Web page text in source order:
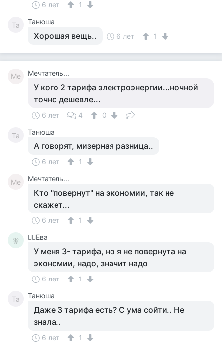
6 лет 1
Та Танюша
Хорошая вещь.. 6 лет 1
Ме Мечтатель...
У кого 2 тарифа электроэнергии...ночной
точно дешевле...
6 лет 4 0
Та Танюша
А говорят, мизерная разница..
6 лет 1
Ме Мечтатель...
Кто "повернут" на экономии, так не
скажет...
6 лет 1
🧚‍ 🧚‍♀️Ева
У меня 3- тарифа, но я не повернута на
экономии, надо, значит надо
6 лет 1
Та Танюша
Даже 3 тарифа есть? С ума сойти.. Не
знала..
6 лет 1